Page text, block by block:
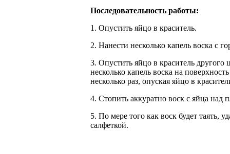
Последовательность работы:
1. Опустить яйцо в краситель.
2. Нанести несколько капель воска с
3. Опустить яйцо в краситель другого
несколько капель воска на
несколько раз, опуская яйцо в
4. Стопить аккуратно воск с яйца над
5. По мере того как воск будет таять,
салфеткой.